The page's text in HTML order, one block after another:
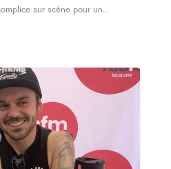
sur scène pour un...